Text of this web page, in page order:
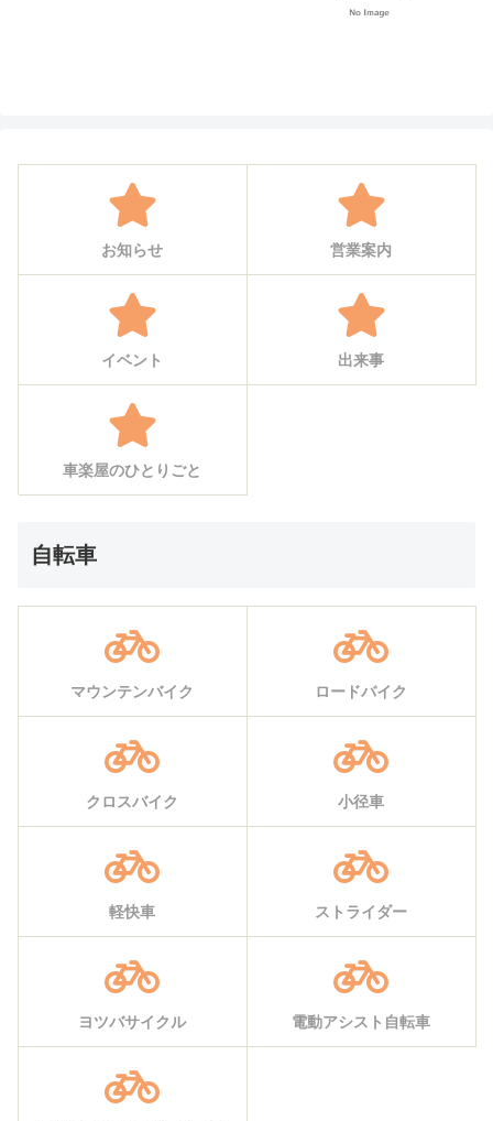
お知らせ 営業案内
イベント 出来事
車楽屋のひとりごと
自転車
マウンテンバイク ロードバイク
クロスバイク 小径車
軽快車 ストライダー
ヨツバサイクル 電動アシスト自転車